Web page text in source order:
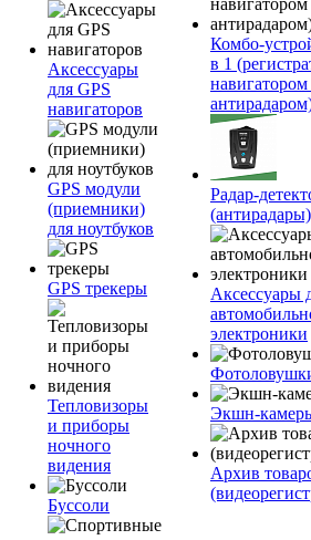
Аксессуары
для GPS
навигаторов
GPS модули
(приемники)
для ноутбуков
GPS трекеры
Тепловизоры
и приборы
ночного
видения
Буссоли
Комбо-
в 1
Радар-
(антирадары)
Аксессуары
электроники
Экшн-
Архив